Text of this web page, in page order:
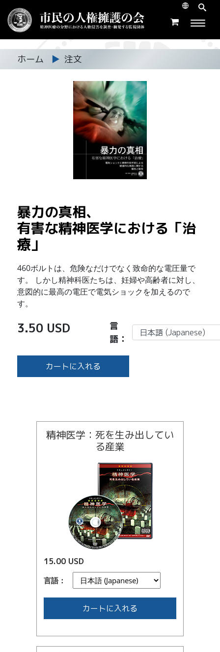
ホーム ▶ 注文
暴力の真相、
有害な精神医学における「治
療」
460ボルトは、危険なだけでなく致命的な電圧量で
す。 しかし精神科医たちは、妊婦や高齢者に対し、
意図的に最高の電圧で電気ショックを加えるので
す。
3.50 USD
言
語：
カートに入れる
精神医学：死を生み出してい
る産業
15.00 USD
言語：
カートに入れる